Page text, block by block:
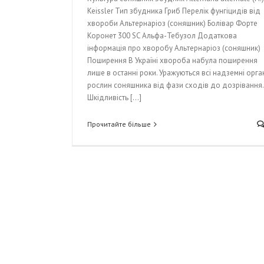
Keissler Тип збудника Гриб Перелік фунгіцидів від
хвороби Альтернаріоз (соняшник) Болівар Форте
Коронет 300 SC Альфа-Тебузол Додаткова
інформація про хворобу Альтернаріоз (соняшник)
Поширення В Україні хвороба набула поширення
лише в останні роки. Уражуються всі надземні
рослин соняшника від фази сходів до дозрівання.
Шкідливість [...]
Прочитайте більше